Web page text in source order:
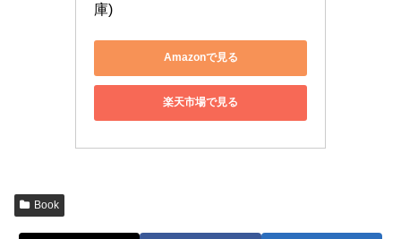
庫)
Amazonで見る
楽天市場で見る
Book